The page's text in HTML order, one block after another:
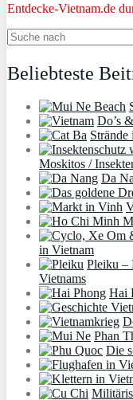
Entdecke-Vietnam.de
Beliebteste
Do’s
Moskitos /
Da
in Vietnam
Pleiku –
Vietnams
Hai
Phan
Die